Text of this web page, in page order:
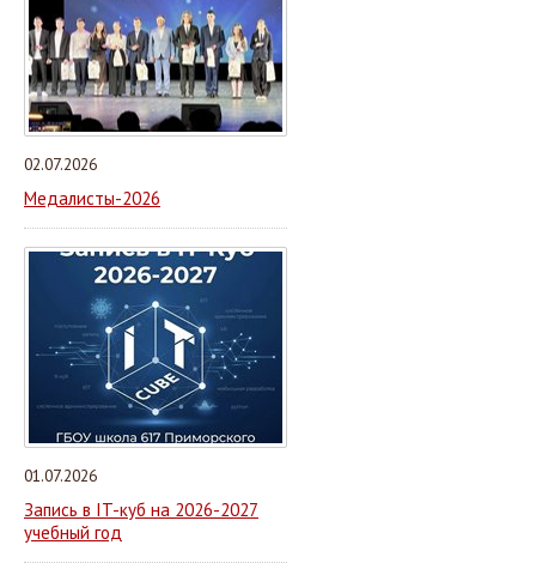
02.07.2026
Медалисты-2026
01.07.2026
Запись в IT-куб на 2026-2027
учебный год